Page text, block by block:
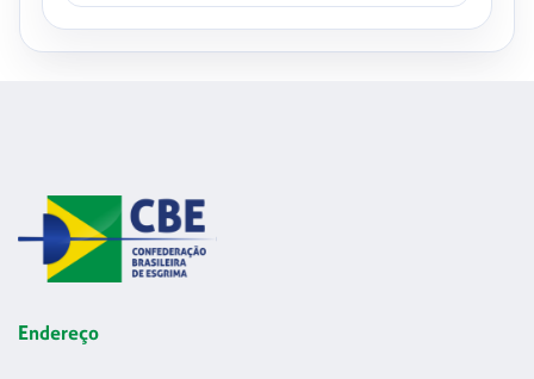
Endereço